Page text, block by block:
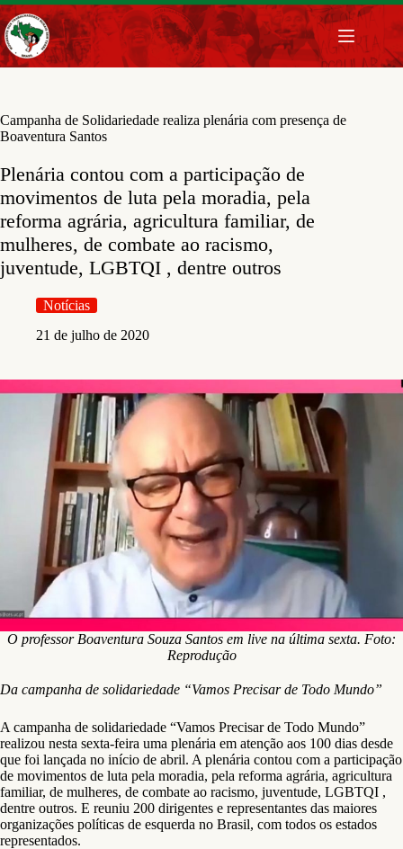
Pular
para
o
conteúdo
Campanha de Solidariedade realiza plenária com presença de
Boaventura Santos
Plenária contou com a participação de
movimentos de luta pela moradia, pela
reforma agrária, agricultura familiar, de
mulheres, de combate ao racismo,
juventude, LGBTQI , dentre outros
Notícias
21 de julho de 2020
O professor Boaventura Souza Santos em live na última sexta. Foto:
Reprodução
Da campanha de solidariedade “Vamos Precisar de Todo Mundo”
A campanha de solidariedade “Vamos Precisar de Todo Mundo”
realizou nesta sexta-feira uma plenária em atenção aos 100 dias desde
que foi lançada no início de abril. A plenária contou com a participação
de movimentos de luta pela moradia, pela reforma agrária, agricultura
familiar, de mulheres, de combate ao racismo, juventude, LGBTQI ,
dentre outros. E reuniu 200 dirigentes e representantes das maiores
organizações políticas de esquerda no Brasil, com todos os estados
representados.